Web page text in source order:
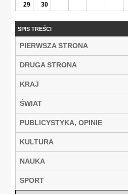
29
30
SPIS TREŚCI
PIERWSZA STRONA
DRUGA STRONA
KRAJ
ŚWIAT
PUBLICYSTYKA, OPINIE
KULTURA
NAUKA
SPORT